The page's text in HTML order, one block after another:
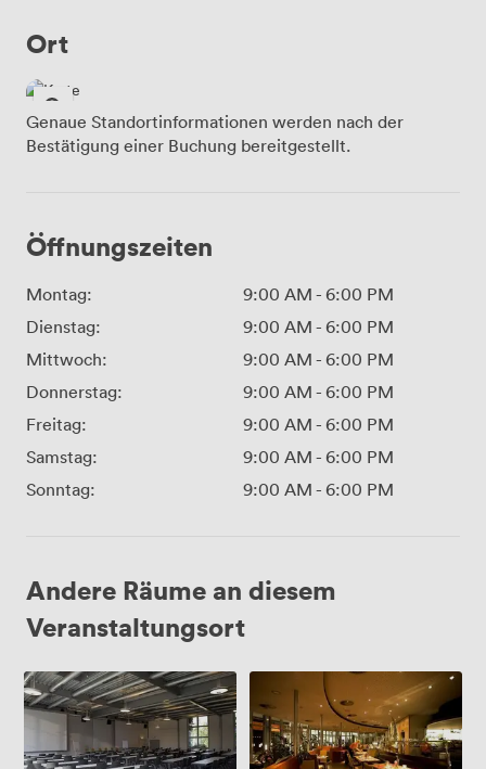
Ort
Genaue Standortinformationen werden nach der
Bestätigung einer Buchung bereitgestellt.
Öffnungszeiten
Montag: 9:00 AM - 6:00 PM
Dienstag:
9:00 AM - 6:00 PM
Mittwoch:
9:00 AM - 6:00 PM
Donnerstag:
9:00 AM - 6:00 PM
Freitag:
9:00 AM - 6:00 PM
Samstag:
9:00 AM - 6:00 PM
Sonntag:
9:00 AM - 6:00 PM
Andere Räume an diesem
Veranstaltungsort
Room
1A
Conrad
Roentgen